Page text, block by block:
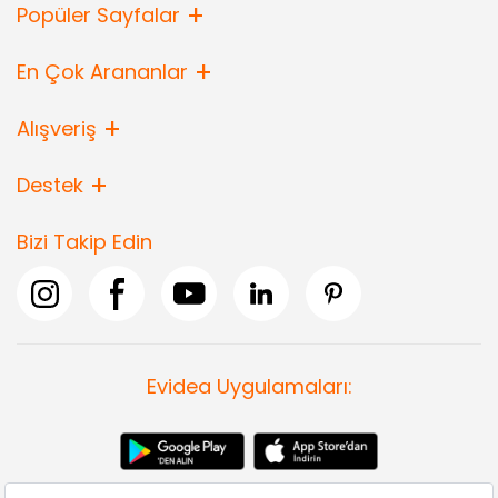
Popüler Sayfalar
En Çok Arananlar
Alışveriş
Destek
Bizi Takip Edin
Evidea Uygulamaları: